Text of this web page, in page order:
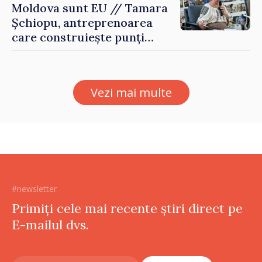
Moldova sunt EU // Tamara
Șchiopu, antreprenoarea
care construiește punți
Vezi mai multe
#newsletter
Primiți cele mai recente știri direct pe
E-mailul dvs.